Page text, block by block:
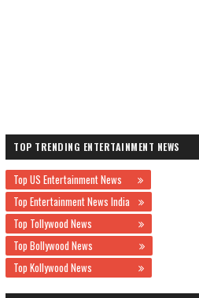
TOP TRENDING ENTERTAINMENT NEWS
Top US Entertainment News
Top Entertainment News India
Top Tollywood News
Top Bollywood News
Top Kollywood News